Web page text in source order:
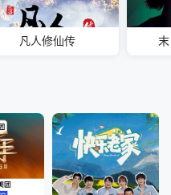
凡人修仙传